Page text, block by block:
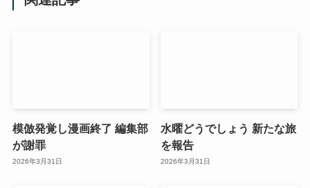
模倣発覚し漫画終了 編集部
が謝罪
2026年3月31日
水曜どうでしょう 新たな旅
を報告
2026年3月31日